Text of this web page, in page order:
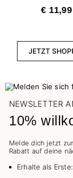
€ 11,99
JETZT
NEWSLETTER
10%
Melde dich jetzt
Rabatt auf deine
Erhalte als